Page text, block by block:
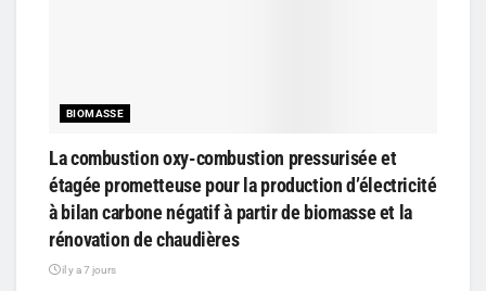
BIOMASSE
La combustion oxy-combustion pressurisée et
étagée prometteuse pour la production d’électricité
à bilan carbone négatif à partir de biomasse et la
rénovation de chaudières
il y a 7 jours